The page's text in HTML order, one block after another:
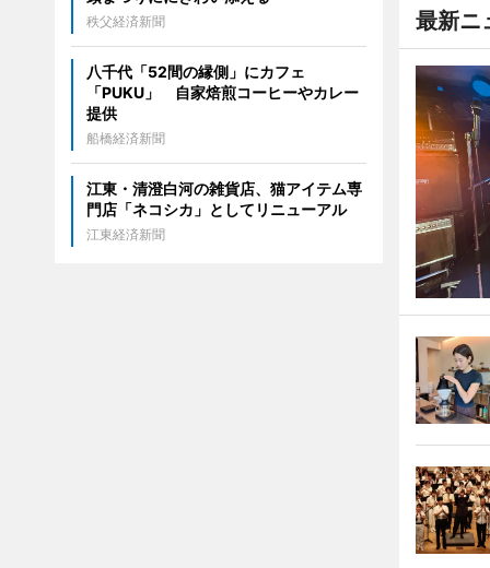
最新ニ
秩父経済新聞
八千代「52間の縁側」にカフェ
「PUKU」 自家焙煎コーヒーやカレー
提供
船橋経済新聞
江東・清澄白河の雑貨店、猫アイテム専
門店「ネコシカ」としてリニューアル
江東経済新聞